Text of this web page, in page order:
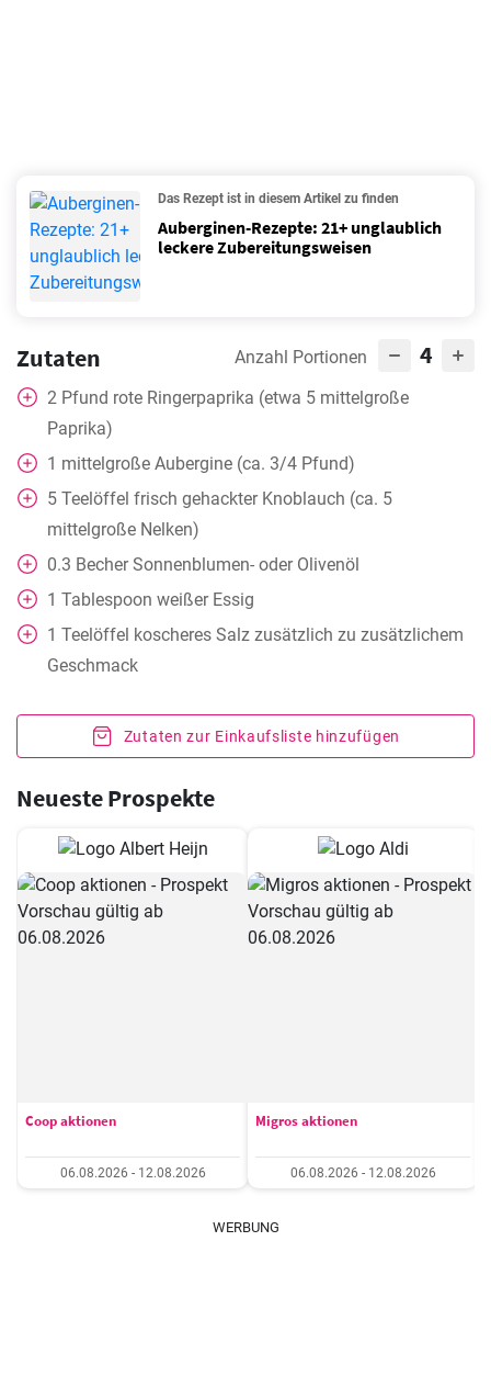
Das Rezept ist in diesem Artikel zu finden
Auberginen-Rezepte: 21+ unglaublich
leckere Zubereitungsweisen
Zutaten Anzahl Portionen 4
2 Pfund rote Ringerpaprika (etwa 5 mittelgroße
Paprika)
1 mittelgroße Aubergine (ca. 3/4 Pfund)
5 Teelöffel frisch gehackter Knoblauch (ca. 5
mittelgroße Nelken)
0.3 Becher Sonnenblumen- oder Olivenöl
1 Tablespoon weißer Essig
1 Teelöffel koscheres Salz zusätzlich zu zusätzlichem
Geschmack
Zutaten zur Einkaufsliste hinzufügen
Neueste Prospekte
Coop aktionen
06.08.2026 - 12.08.2026
Migros aktionen
06.08.2026 - 12.08.2026
WERBUNG